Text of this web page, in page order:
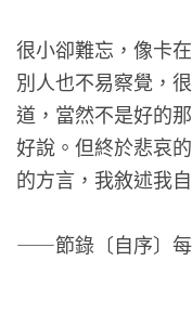
很小卻難忘，像卡
別人也不易察覺，
道，當然不是好的
好說。但終於悲哀
的方言，我敘述我
——節錄〔自序〕每